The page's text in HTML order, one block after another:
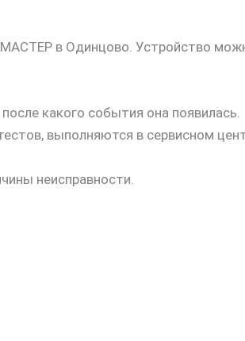
в Одинцово. Устройство
какого события она появилась.
выполняются в сервисном
неисправности.